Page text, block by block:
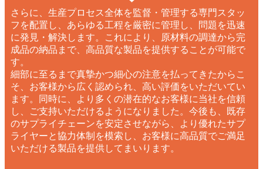
さらに、生産プロセス全体を監督・管理する専門スタッ
フを配置し、あらゆる工程を厳密に管理し、問題を迅速
に発見・解決します。これにより、原材料の調達から完
成品の納品まで、高品質な製品を提供することが可能で
す。
細部に至るまで真摯かつ細心の注意を払ってきたからこ
そ、お客様から広く認められ、高い評価をいただいてい
ます。同時に、より多くの潜在的なお客様に当社を信頼
し、ご支持いただけるようになりました。今後も、既存
のサプライチェーンを安定させながら、より優れたサプ
ライヤーと協力体制を模索し、お客様に高品質でご満足
いただける製品を提供してまいります。